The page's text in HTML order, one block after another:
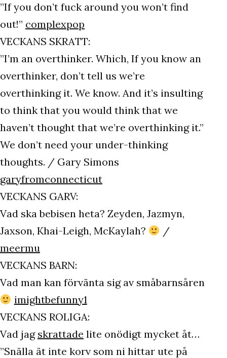
”If you don’t fuck around you won’t find
out!” complexpop
VECKANS SKRATT:
”I’m an overthinker. Which, If you know an
overthinker, don’t tell us we’re
overthinking it. We know. And it’s insulting
to think that you would think that we
haven’t thought that we’re overthinking it.”
We don’t need your under-thinking
thoughts. / Gary Simons
garyfromconnecticut
VECKANS GARV:
Vad ska bebisen heta? Zeyden, Jazmyn,
Jaxson, Khai-Leigh, McKaylah?
/
meermu
VECKANS BARN:
Vad man kan förvänta sig av småbarnsåren
imightbefunny1
VECKANS ROLIGA:
Vad jag skrattade lite onödigt mycket åt…
”Snälla ät inte korv som ni hittar ute på